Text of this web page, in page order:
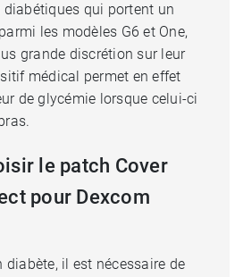
diabétiques qui portent un
les modèles G6 et One,
grande discrétion sur leur
médical permet en effet
de glycémie lorsque celui-ci
le patch Cover
pour Dexcom
diabète, il est nécessaire de